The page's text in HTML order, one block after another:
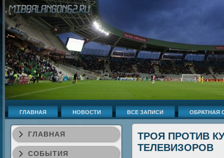
ГЛАВНАЯ НОВОСТИ ВСЕ ЗАПИСИ ОБРАТНАЯ
ГЛАВНАЯ
СОБЫТИЯ
ТРОЯ ПРОТИВ
ТЕЛЕВИЗОРОВ